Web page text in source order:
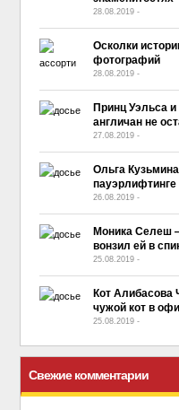
28.08.2019 -
Осколки
фотографий
28.08.2019 -
Принц Уэльса
англичан не
27.08.2019 -
Ольга
пауэрлифтинге
26.08.2019 -
Моника Селеш
вонзил ей в
25.08.2019 -
Кот
чужой кот в
25.08.2019 -
Свежие комментарии